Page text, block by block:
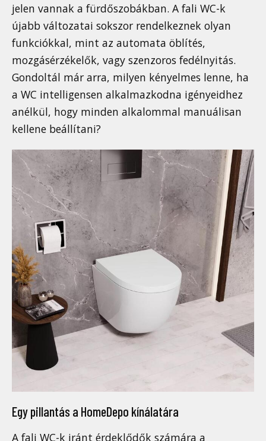
jelen vannak a fürdőszobákban. A fali WC-k
újabb változatai sokszor rendelkeznek olyan
funkciókkal, mint az automata öblítés,
mozgásérzékelők, vagy szenzoros fedélnyitás.
Gondoltál már arra, milyen kényelmes lenne, ha
a WC intelligensen alkalmazkodna igényeidhez
anélkül, hogy minden alkalommal manuálisan
kellene beállítani?
Egy pillantás a HomeDepo kínálatára
A fali WC-k iránt érdeklődők számára a